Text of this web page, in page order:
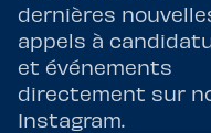
dernières
appels à
et événements
directement sur
Instagram.